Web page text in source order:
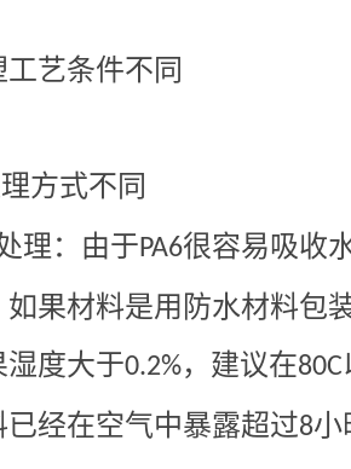
艺条件不同
方式不同
理：由于PA6很容易吸收
如果材料是用防水材料包
湿度大于0.2%，建议在80C
已经在空气中暴露超过8小